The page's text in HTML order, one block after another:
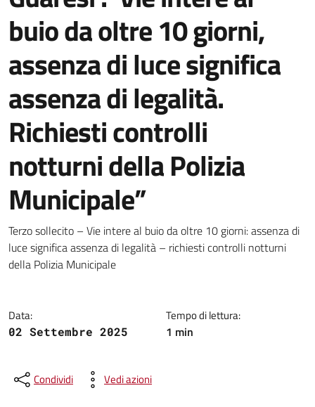
buio da oltre 10 giorni,
assenza di luce significa
assenza di legalità.
Richiesti controlli
notturni della Polizia
Municipale”
Dettagli della notizia
Terzo sollecito – Vie intere al buio da oltre 10 giorni: assenza di
luce significa assenza di legalità – richiesti controlli notturni
della Polizia Municipale
Data:
02 Settembre 2025
Tempo di lettura:
1 min
Condividi Vedi azioni